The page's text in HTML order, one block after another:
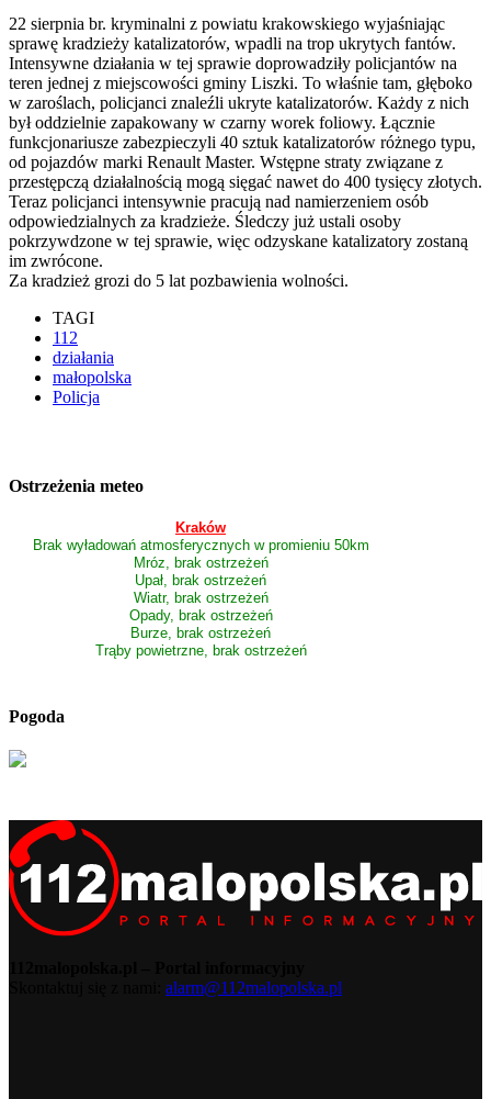
22 sierpnia br. kryminalni z powiatu krakowskiego wyjaśniając
sprawę kradzieży katalizatorów, wpadli na trop ukrytych fantów.
Intensywne działania w tej sprawie doprowadziły policjantów na
teren jednej z miejscowości gminy Liszki. To właśnie tam, głęboko
w zaroślach, policjanci znaleźli ukryte katalizatorów. Każdy z nich
był oddzielnie zapakowany w czarny worek foliowy. Łącznie
funkcjonariusze zabezpieczyli 40 sztuk katalizatorów różnego typu,
od pojazdów marki Renault Master. Wstępne straty związane z
przestępczą działalnością mogą sięgać nawet do 400 tysięcy złotych.
Teraz policjanci intensywnie pracują nad namierzeniem osób
odpowiedzialnych za kradzieże. Śledczy już ustali osoby
pokrzywdzone w tej sprawie, więc odzyskane katalizatory zostaną
im zwrócone.
Za kradzież grozi do 5 lat pozbawienia wolności.
TAGI
112
działania
małopolska
Policja
Ostrzeżenia meteo
Kraków
Brak wyładowań atmosferycznych w promieniu 50km
Mróz, brak ostrzeżeń
Upał, brak ostrzeżeń
Wiatr, brak ostrzeżeń
Opady, brak ostrzeżeń
Burze, brak ostrzeżeń
Trąby powietrzne, brak ostrzeżeń
Pogoda
alarm@112malopolska.pl